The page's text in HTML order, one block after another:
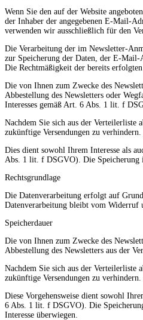
Wenn Sie den auf der Website
der Inhaber der angegebenen E-Mail-
verwenden wir ausschließlich für den
Die Verarbeitung der im Newsletter-
zur Speicherung der Daten, der E-Mail-
Die Rechtmäßigkeit der bereits
Die von Ihnen zum Zwecke des
Abbestellung des Newsletters oder
Interesses gemäß Art. 6 Abs. 1 lit. f
Nachdem Sie sich aus der Verteilerliste
zukünftige Versendungen zu
Dies dient sowohl Ihrem Interesse als
Abs. 1 lit. f DSGVO). Die Speicherung
Rechtsgrundlage
Die Datenverarbeitung erfolgt auf
Datenverarbeitung bleibt vom Widerruf
Speicherdauer
Die von Ihnen zum Zwecke des
Abbestellung des Newsletters aus der
Nachdem Sie sich aus der Verteilerliste
zukünftige Versendungen zu
Diese Vorgehensweise dient sowohl
6 Abs. 1 lit. f DSGVO). Die
Interesse überwiegen.